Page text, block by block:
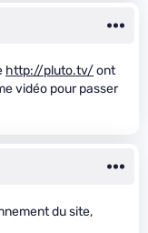
http://pluto.tv/ont
vidéo pour passer
du site,